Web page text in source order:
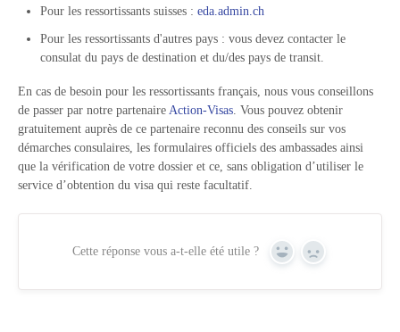
Pour les ressortissants suisses : eda.admin.ch
Pour les ressortissants d'autres pays : vous devez contacter le
consulat du pays de destination et du/des pays de transit.
En cas de besoin pour les ressortissants français, nous vous conseillons
de passer par notre partenaire Action-Visas . Vous pouvez obtenir
gratuitement auprès de ce partenaire reconnu des conseils sur vos
démarches consulaires, les formulaires officiels des ambassades ainsi
que la vérification de votre dossier et ce, sans obligation d’utiliser le
service d’obtention du visa qui reste facultatif.
Cette réponse vous a-t-elle été utile ?
Yes No